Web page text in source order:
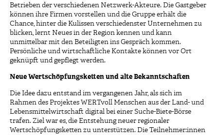
Betrieben der verschiedenen Netzwerk-Akteure. Die Gastgeber
können ihre Firmen vorstellen und die Gruppe erhält die
Chance, hinter die Kulissen verschiedenster Unternehmen zu
blicken, lernt Neues in der Region kennen und kann
unmittelbar mit den Beteiligten ins Gespräch kommen.
Persönliche und wirtschaftliche Kontakte können vor Ort
geknüpft und gepflegt werden.
Neue Wertschöpfungsketten und alte Bekanntschaften
Die Idee dazu entstand im vergangenen Jahr, als sich im
Rahmen des Projektes WERTvoll Menschen aus der Land- und
Lebensmittelwirtschaft digital bei einer Suche-Biete-Börse
trafen. Ziel war es, die Entstehung neuer regionaler
Wertschöpfungsketten zu unterstützen. Die Teilnehmer:innen